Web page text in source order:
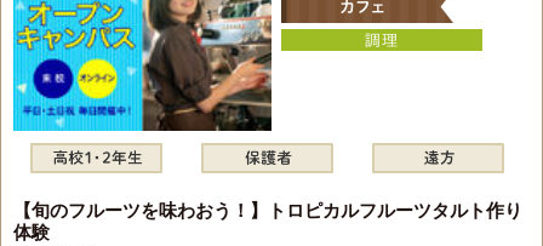
【旬のフルーツを味わおう！】トロピカルフルーツタルト作り
体験